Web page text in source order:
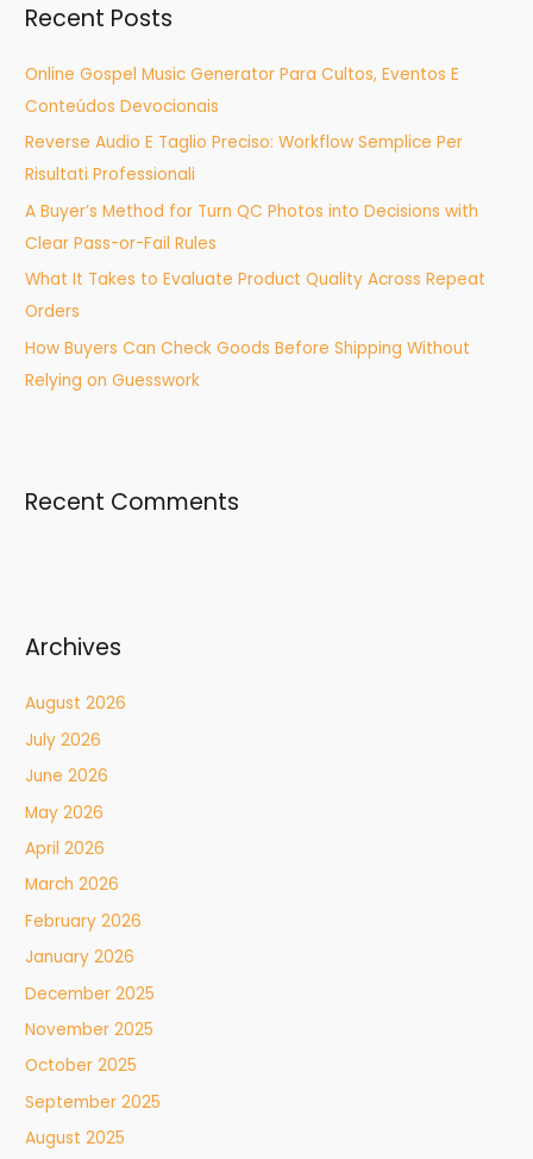
c
f
o
r
:
Recent Posts
Online Gospel Music Generator Para Cultos, Eventos E
Conteúdos Devocionais
Reverse Audio E Taglio Preciso: Workflow Semplice Per
Risultati Professionali
A Buyer’s Method for Turn QC Photos into Decisions with
Clear Pass-or-Fail Rules
What It Takes to Evaluate Product Quality Across Repeat
Orders
How Buyers Can Check Goods Before Shipping Without
Relying on Guesswork
Recent Comments
Archives
August 2026
July 2026
June 2026
May 2026
April 2026
March 2026
February 2026
January 2026
December 2025
November 2025
October 2025
September 2025
August 2025